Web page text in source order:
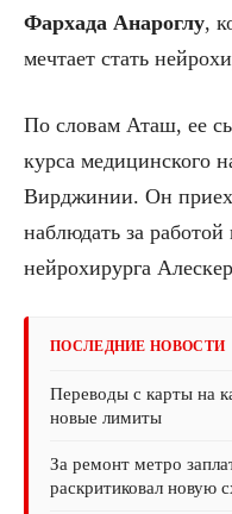
Фархада Анароглу,
мечтает стать
По словам Аташ, ее
курса медицинского
Вирджинии. Он
наблюдать за работой
нейрохирурга
ПОСЛЕДНИЕ НОВОСТИ
Переводы с карты на
новые лимиты
За ремонт метро
раскритиковал новую